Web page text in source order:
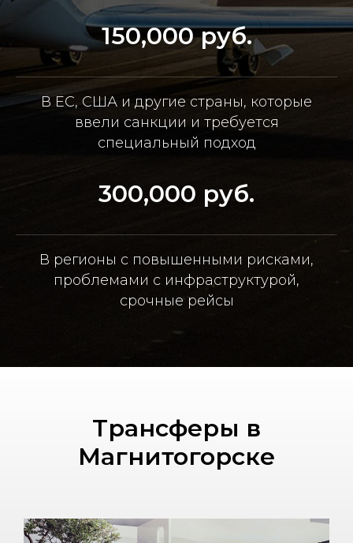
150,000 руб.
В ЕС, США и другие страны, которые
ввели санкции и требуется
специальный подход
300,000 руб.
В регионы с повышенными рисками,
проблемами с инфраструктурой,
срочные рейсы
Трансферы в
Магнитогорске